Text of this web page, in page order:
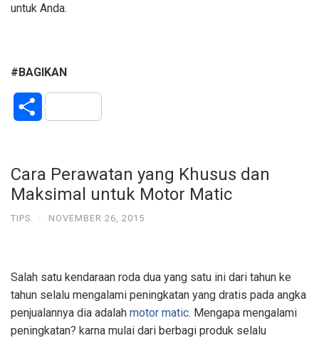
untuk Anda.
#BAGIKAN
S
r
Cara Perawatan yang Khusus dan
Maksimal untuk Motor Matic
TIPS · NOVEMBER 26, 2015
Salah satu kendaraan roda dua yang satu ini dari tahun ke
tahun selalu mengalami peningkatan yang dratis pada angka
penjualannya dia adalah motor matic. Mengapa mengalami
peningkatan? karna mulai dari berbagi produk selalu